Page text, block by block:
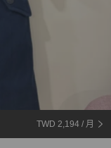
TWD 2,194 / 月